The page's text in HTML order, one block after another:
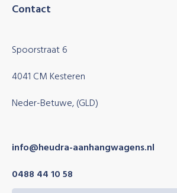
Contact
Spoorstraat 6
4041 CM Kesteren
Neder-Betuwe, (GLD)
info@heudra-aanhangwagens.nl
0488 44 10 58